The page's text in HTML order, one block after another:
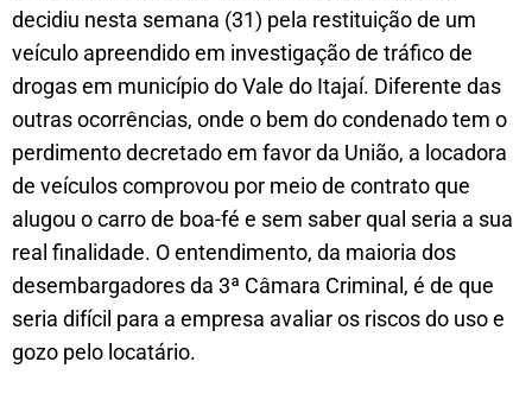
decidiu nesta semana (31) pela restituição de um
veículo apreendido em investigação de tráfico de
drogas em município do Vale do Itajaí. Diferente das
outras ocorrências, onde o bem do condenado tem o
perdimento decretado em favor da União, a locadora
de veículos comprovou por meio de contrato que
alugou o carro de boa-fé e sem saber qual seria a sua
real finalidade. O entendimento, da maioria dos
desembargadores da 3ª Câmara Criminal, é de que
seria difícil para a empresa avaliar os riscos do uso e
gozo pelo locatário.